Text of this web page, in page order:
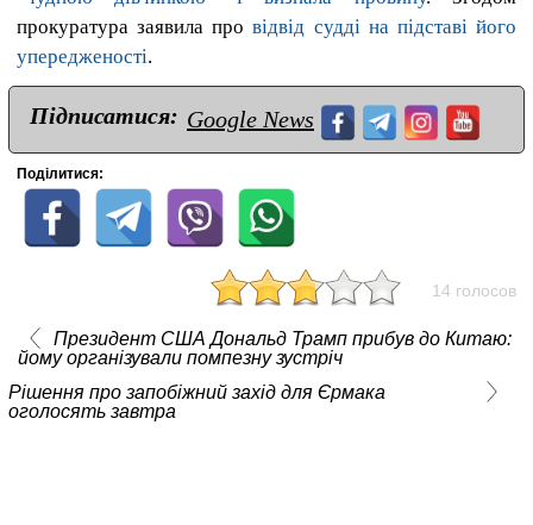
прокуратура заявила провідвід судді на підставі його
упередженості.
Підписатися: Google News
Поділитися:
14 голосов
Президент США Дональд Трамп прибув до Китаю:
йому організували помпезну зустріч
Рішення про запобіжний захід для Єрмака
оголосять завтра